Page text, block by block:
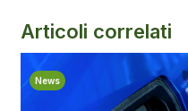
Articoli correlati
News